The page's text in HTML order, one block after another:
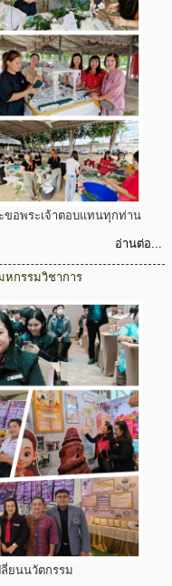
ขอพระเจ้าตอบแทนทุกท่าน
อ่านต่อ...
หกรรมวิชาการ
ลี่ยนนวัตกรรม